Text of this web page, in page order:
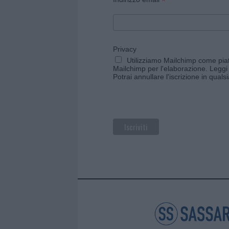
Privacy
Utilizziamo Mailchimp come
Mailchimp per l'elaborazione.
Potrai annullare l'iscrizione in